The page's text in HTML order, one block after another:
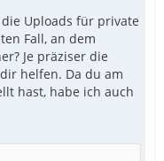
Uploads für private
Fall, an dem
Je präziser die
helfen. Da du am
hast, habe ich auch